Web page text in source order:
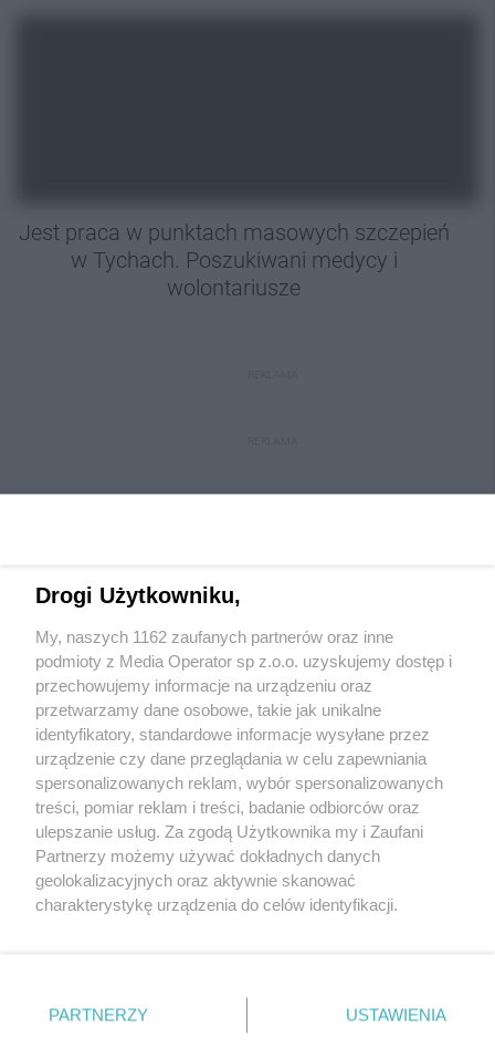
Jest praca w punktach masowych szczepień
w Tychach. Poszukiwani medycy i
wolontariusze
Wydawca mediówlokalnych
Nie zapomnij
zapoznać się z:
polityką prywatności regulamin korzystania z portali
Twojemiasto
Piekary Śląskie
Chorzów
Tarnowskie Góry
Gliwice
Skontakuj sięz nami
Kontakt
Wydawca
Redakcja
Drogi Użytkowniku,
My, naszych 1162 zaufanych partnerów oraz inne
podmioty z Media Operator sp z.o.o. uzyskujemy dostęp i
przechowujemy informacje na urządzeniu oraz
przetwarzamy dane osobowe, takie jak unikalne
identyfikatory, standardowe informacje wysyłane przez
urządzenie czy dane przeglądania w celu zapewniania
spersonalizowanych reklam, wybór spersonalizowanych
treści, pomiar reklam i treści, badanie odbiorców oraz
ulepszanie usług. Za zgodą Użytkownika my i Zaufani
Partnerzy możemy używać dokładnych danych
geolokalizacyjnych oraz aktywnie skanować
charakterystykę urządzenia do celów identyfikacji.
zmienić/wycofać klikając przycisk ustawień prywatności
znajdujący się w lewym dolnym rogu strony
PARTNERZY USTAWIENIA